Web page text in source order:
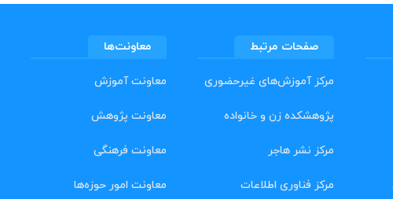
صفحات مرتبط
مرکز آموزش‌های غیرحضوری
پژوهشکده زن و خانواده
مرکز نشر هاجر
مرکز فناوری اطلاعات
معاونت‌ها
معاونت آموزش
معاونت پژوهش
معاونت فرهنگی
معاونت امور حوزه‌ها